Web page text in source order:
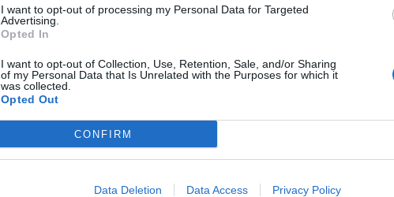
I want to opt-out of processing my Personal Data for Targeted
Advertising.
Opted In
I want to opt-out of Collection, Use, Retention, Sale, and/or Sharing
of my Personal Data that Is Unrelated with the Purposes for which it
was collected.
Opted Out
CONFIRM
Data Deletion Data Access Privacy Policy